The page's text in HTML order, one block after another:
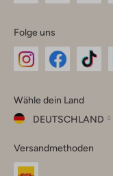
Folge uns
Instagram
Facebook
Wähle dein Land
DEUTSCHLAND
dein
Land
Versandmethoden